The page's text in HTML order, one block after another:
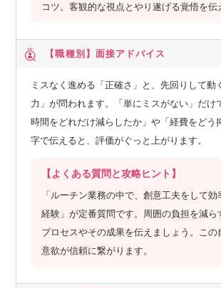
コツ。客観的な視点とやり遂げる覚悟を伝
【職種別】 面接アドバイス
ミスなく進める「正確さ」と、先回りして動
力」が問われます。「単にミスがない」だけ
時間をどれだけ減らしたか」や「経費をどう
字で伝えると、評価がぐっと上がります。
【よくある質問と攻略ヒント】
「ルーチン業務の中で、創意工夫をして効
経験」が定番質問です。周囲の負担を減ら
プロセスやその成果を伝えましょう。この
意欲が信頼に繋がります。